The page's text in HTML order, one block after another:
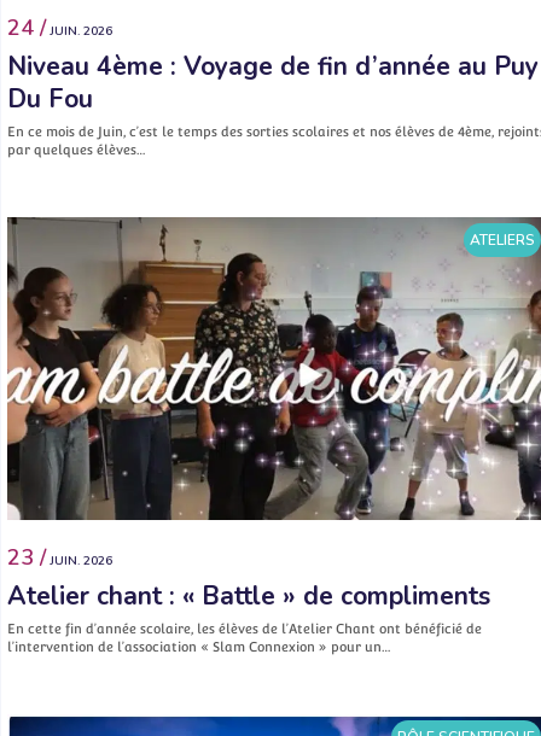
24 / JUIN. 2026
Niveau 4ème : Voyage de fin d’année au Puy
Du Fou
En ce mois de Juin, c’est le temps des sorties scolaires et nos élèves de 4ème,
par quelques élèves…
ATELIERS
23 / JUIN. 2026
Atelier chant : « Battle » de compliments
En cette fin d’année scolaire, les élèves de l’Atelier Chant ont bénéficié de
l’intervention de l’association « Slam Connexion » pour un…